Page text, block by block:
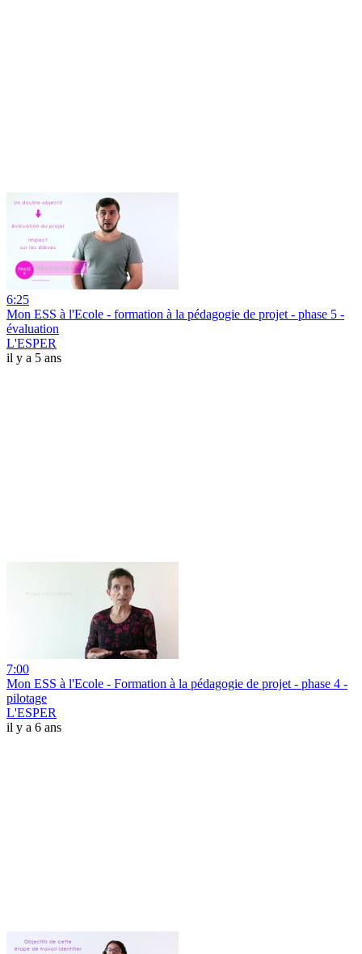
6:25
Mon ESS à l'Ecole - formation à la pédagogie de projet - phase 5 -
évaluation
L'ESPER
il y a 5 ans
7:00
Mon ESS à l'Ecole - Formation à la pédagogie de projet - phase 4 -
pilotage
L'ESPER
il y a 6 ans